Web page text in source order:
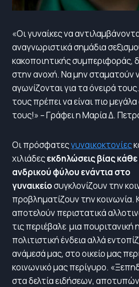
«Οι γυναίκες να
αναγνωριστικά σημάδια
κακοποιητικής συμπεριφοράς,
στην ανοχή. Να μην σταματούν
αγωνίζονται για τα όνειρά
τους πρέπει να είναι πιο
τους!» – Γράφει η Μαρία Δ.
Οι πρόσφατεςγυναικοκτονίες
χιλιάδεςεκδηλώσεις βίας
ανδρικού φύλου ενάντια στο
γυναικείοσυγκλονίζουν την
προβληματίζουν την κοινωνία.
αποτελούν περιστατικά
τις περιέβαλε μια πουριτανική
πολιτιστική ένδεια αλλά
ανάμεσά μας, στο οικείο μας
κοινωνικό μας περίγυρο.
στα δελτία ειδήσεων,